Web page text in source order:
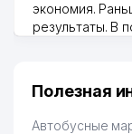
экономия.
результаты. В
Hamida
Полезная
Автобусные